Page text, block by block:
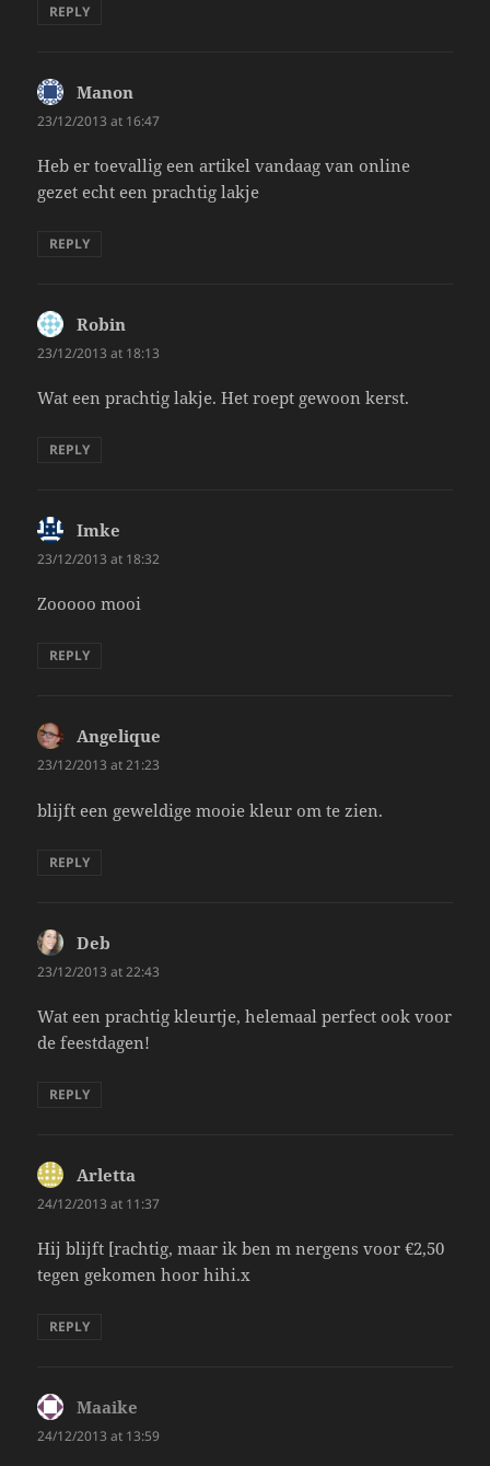
REPLY
Manon
23/12/2013 at 16:47
Heb er toevallig een artikel vandaag van online
gezet echt een prachtig lakje
REPLY
Robin
23/12/2013 at 18:13
Wat een prachtig lakje. Het roept gewoon kerst.
REPLY
Imke
23/12/2013 at 18:32
Zooooo mooi
REPLY
Angelique
23/12/2013 at 21:23
blijft een geweldige mooie kleur om te zien.
REPLY
Deb
23/12/2013 at 22:43
Wat een prachtig kleurtje, helemaal perfect ook voor
de feestdagen!
REPLY
Arletta
24/12/2013 at 11:37
Hij blijft [rachtig, maar ik ben m nergens voor €2,50
tegen gekomen hoor hihi.x
REPLY
Maaike
24/12/2013 at 13:59